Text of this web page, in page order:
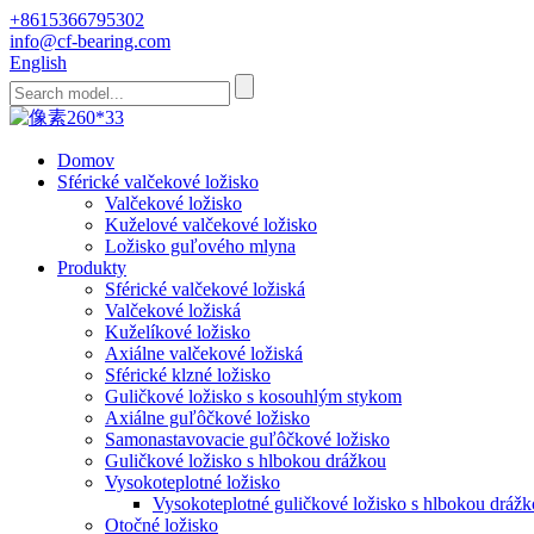
+8615366795302
info@cf-bearing.com
English
Domov
Sférické valčekové ložisko
Valčekové ložisko
Kuželové valčekové ložisko
Ložisko guľového mlyna
Produkty
Sférické valčekové ložiská
Valčekové ložiská
Kuželíkové ložisko
Axiálne valčekové ložiská
Sférické klzné ložisko
Guličkové ložisko s kosouhlým stykom
Axiálne guľôčkové ložisko
Samonastavovacie guľôčkové ložisko
Guličkové ložisko s hlbokou drážkou
Vysokoteplotné ložisko
Vysokoteplotné guličkové ložisko s hlbokou
Otočné ložisko